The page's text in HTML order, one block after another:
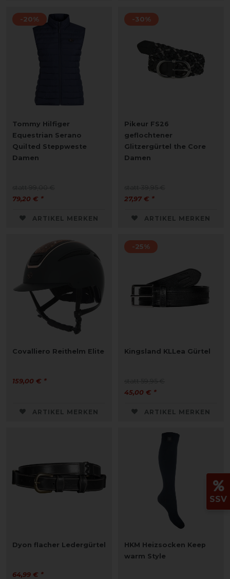
-20%
Tommy Hilfiger
Equestrian Serano
Quilted Steppweste
Damen
79,20 € *
ARTIKEL MERKEN
-30%
Pikeur FS26
geflochtener
Glitzergürtel the Core
Damen
27,97 € *
ARTIKEL MERKEN
Covalliero Reithelm Elite
159,00 € *
ARTIKEL MERKEN
-25%
Kingsland KLLea Gürtel
45,00 € *
ARTIKEL MERKEN
Dyon flacher Ledergürtel
64,99 € *
HKM Heizsocken Keep
warm Style
SSV